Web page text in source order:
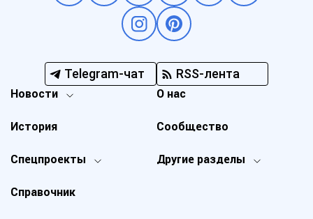
Telegram-чат RSS-лента
Новости
Спецпроекты Другие разделы
История
О нас
Справочник
Сообщество